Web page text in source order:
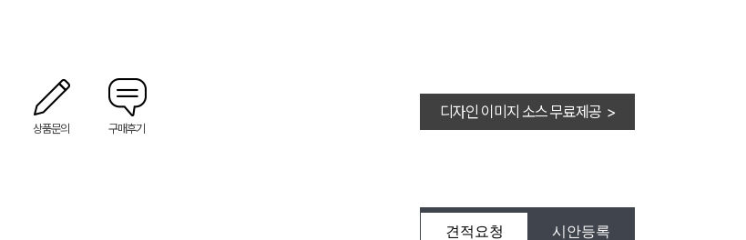
상품문의 구매후기
디자인 이미지 소스 무료제공 >
견적요청 시안등록